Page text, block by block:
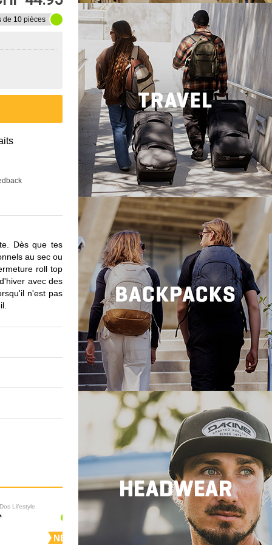
de 10 pièces
Dès que tes
au sec ou
roll top
avec des
n'est pas
Lifestyle
NEW NEW